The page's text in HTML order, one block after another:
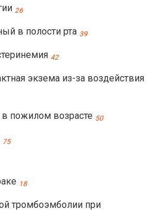
26
в полости рта 39
42
экзема из-за воздействия
пожилом возрасте 50
75
18
тромбоэмболии при